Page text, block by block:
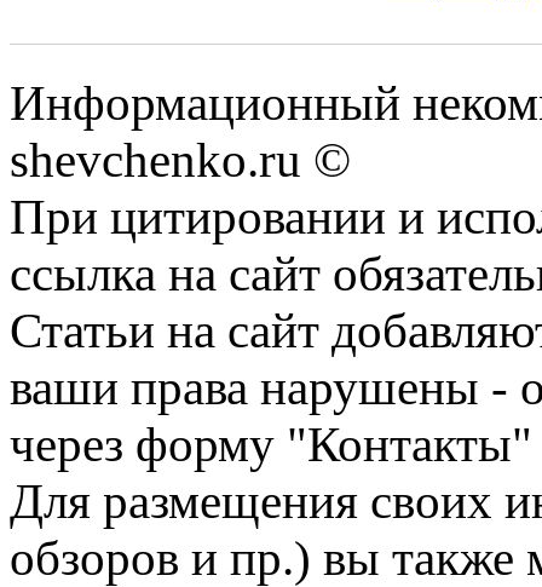
Информационный
shevchenko.ru ©
При цитировании и
ссылка на сайт
Статьи на сайт
ваши права нарушены -
через форму "Контакты"
Для размещения своих
обзоров и пр.) вы также